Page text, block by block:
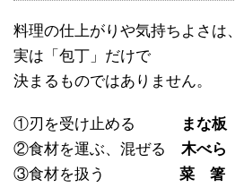
料理の仕上がりや気持ちよさは、
実は「包丁」だけで
決まるものではありません。
①刃を受け止める
まな板
②食材を運ぶ、混ぜる 木べら
③食材を扱う 菜 箸